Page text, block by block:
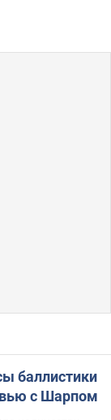
баллистики
с Шарпом